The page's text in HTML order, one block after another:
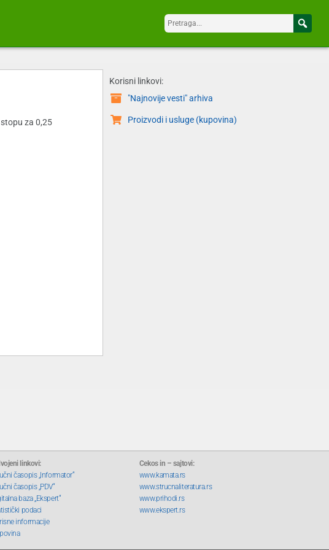
za 0,25
Korisni linkovi:
"Najnovije vesti" arhiva
Proizvodi i usluge (kupovina)
linkovi:
časopis „Informator“
časopis „PDV“
baza „Ekspert“
podaci
informacije
Cekos in – sajtovi:
www.kamata.rs
www.strucnaliteratura.rs
www.prihodi.rs
www.ekspert.rs